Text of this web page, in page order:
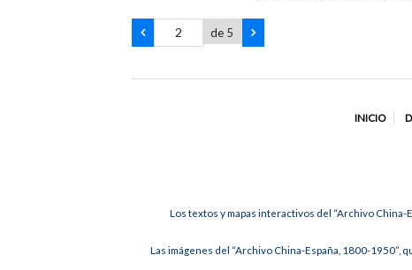
de 5
INICIO
Los textos y mapas interactivos del “Archivo
Las imágenes del “Archivo China-España, 1800-